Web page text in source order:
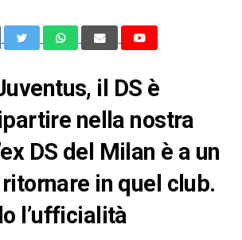
il DS è
nella nostra
DS del Milan è a un
in quel club.
l’ufficialità